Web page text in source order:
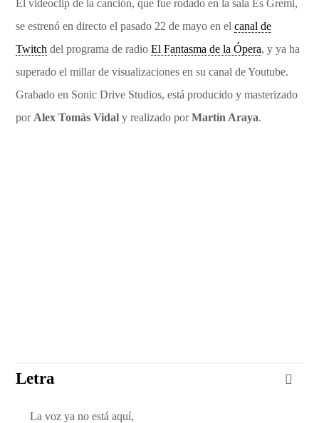
El videoclip de la canción, que fue rodado en la sala Es Gremi,
se estrenó en directo el pasado 22 de mayo en elcanal de
Twitch del programa de radioEl Fantasma de la Ópera, y ya ha
superado el millar de visualizaciones en su canal de Youtube.
Grabado en Sonic Drive Studios, está producido y masterizado
por Alex Tomàs Vidal y realizado porMartín Araya.
Letra
La voz ya no está aquí,